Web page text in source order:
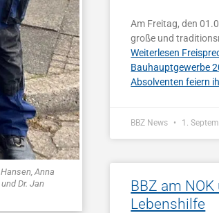
Anna
Dr. Jan
Am Freitag, den
große und
Weiterlesen
Bauhauptgewerbe
Absolventen feiern
BBZ News 1.
BBZ am
Lebenshilfe